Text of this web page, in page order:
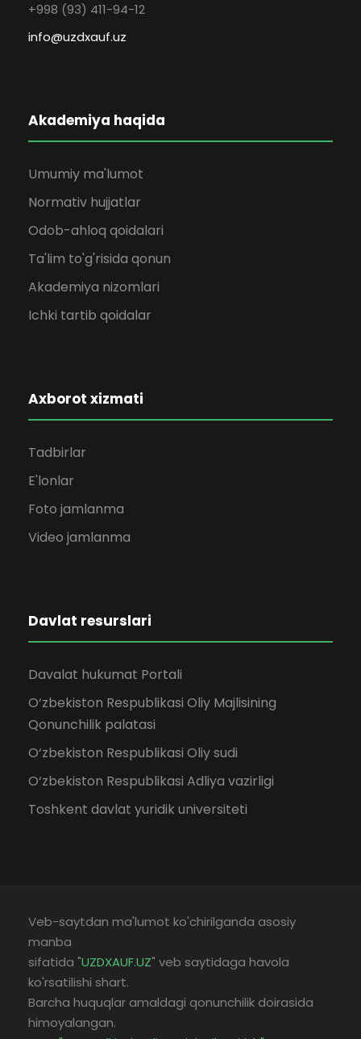
+998 (93) 411-94-12
info@uzdxauf.uz
Akademiya haqida
Umumiy ma'lumot
Normativ hujjatlar
Odob-ahloq qoidalari
Ta'lim to'g'risida qonun
Akademiya nizomlari
Ichki tartib qoidalar
Axborot xizmati
Tadbirlar
E'lonlar
Foto jamlanma
Video jamlanma
Davlat resurslari
Davalat hukumat Portali
O‘zbekiston Respublikasi Oliy Majlisining
Qonunchilik palatasi
O‘zbekiston Respublikasi Oliy sudi
O‘zbekiston Respublikasi Adliya vazirligi
Toshkent davlat yuridik universiteti
Veb-saytdan ma'lumot ko'chirilganda asosiy
manba
sifatida "UZDXAUF.UZ" veb saytidaga havola
ko'rsatilishi shart.
Barcha huquqlar amaldagi qonunchilik doirasida
himoyalangan.